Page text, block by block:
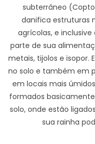
subterrâneo
danifica estruturas
agrícolas, e
parte de sua
metais, tijolos e isopor.
no solo e também em
em locais mais
formados
solo, onde estão
sua rainha